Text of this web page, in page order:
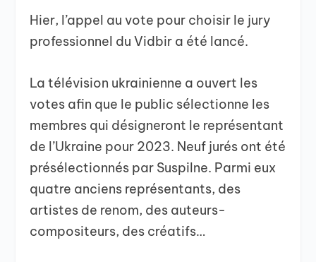
Hier, l’appel au vote pour choisir le jury
professionnel du Vidbir a été lancé.
La télévision ukrainienne a ouvert les
votes afin que le public sélectionne les
membres qui désigneront le représentant
de l’Ukraine pour 2023. Neuf jurés ont été
présélectionnés par Suspilne. Parmi eux
quatre anciens représentants, des
artistes de renom, des auteurs-
compositeurs, des créatifs…